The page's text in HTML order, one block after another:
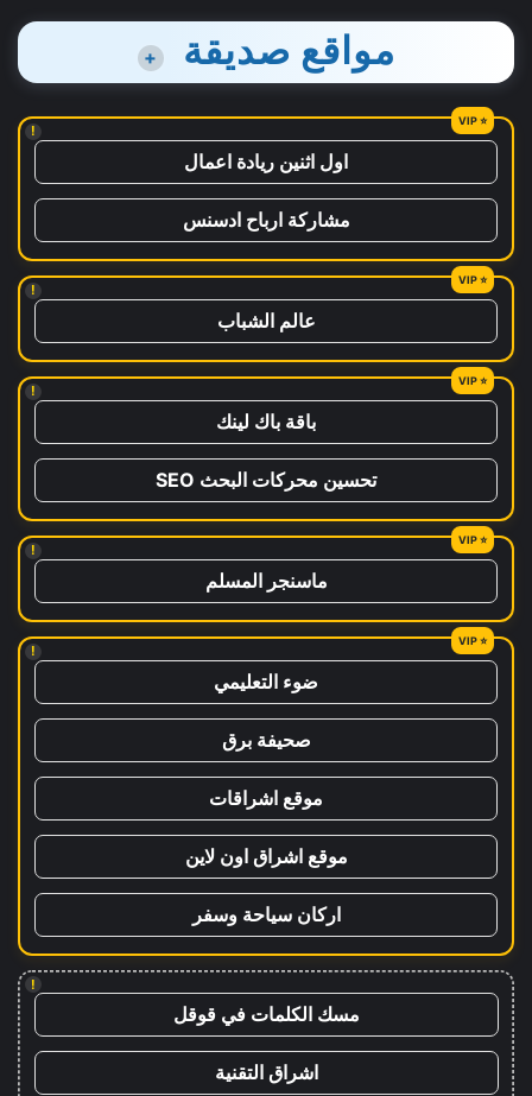
مواقع صديقة +
!
اول اثنين ريادة اعمال
مشاركة ارباح ادسنس
!
عالم الشباب
!
باقة باك لينك
تحسين محركات البحث SEO
!
ماسنجر المسلم
!
ضوء التعليمي
صحيفة برق
موقع اشراقات
موقع اشراق اون لاين
اركان سياحة وسفر
!
مسك الكلمات في قوقل
اشراق التقنية